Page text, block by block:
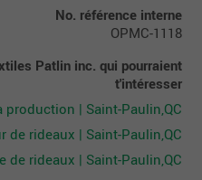
No. référence interne
OPMC-1118
Patlin inc. qui pourraient
t'intéresser
production | Saint-Paulin,QC
de rideaux | Saint-Paulin,QC
de rideaux | Saint-Paulin,QC